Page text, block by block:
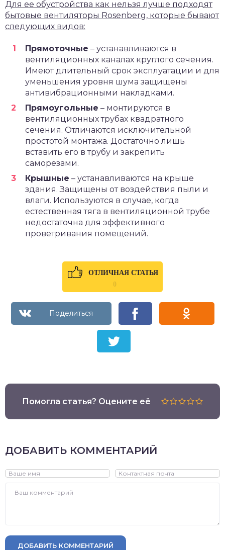
Для ее обустройства как нельзя лучше подходят
бытовые вентиляторы Rosenberg, которые бывают
следующих видов:
Прямоточные – устанавливаются в
вентиляционных каналах круглого сечения.
Имеют длительный срок эксплуатации и для
уменьшения уровня шума защищены
антивибрационными накладками.
Прямоугольные – монтируются в
вентиляционных трубах квадратного
сечения. Отличаются исключительной
простотой монтажа. Достаточно лишь
вставить его в трубу и закрепить
саморезами.
Крышные – устанавливаются на крыше
здания. Защищены от воздействия пыли и
влаги. Используются в случае, когда
естественная тяга в вентиляционной трубе
недостаточна для эффективного
проветривания помещений.
ОТЛИЧНАЯ СТАТЬЯ
0
Помогла статья? Оцените её
ДОБАВИТЬ КОММЕНТАРИЙ
ДОБАВИТЬ КОММЕНТАРИЙ